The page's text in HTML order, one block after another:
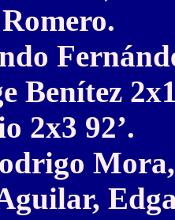
Benítez
2x3 92’.